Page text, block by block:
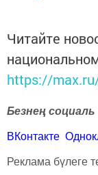
Читайте
https://
Безнең
ВКонтакте
Реклама бүлеге